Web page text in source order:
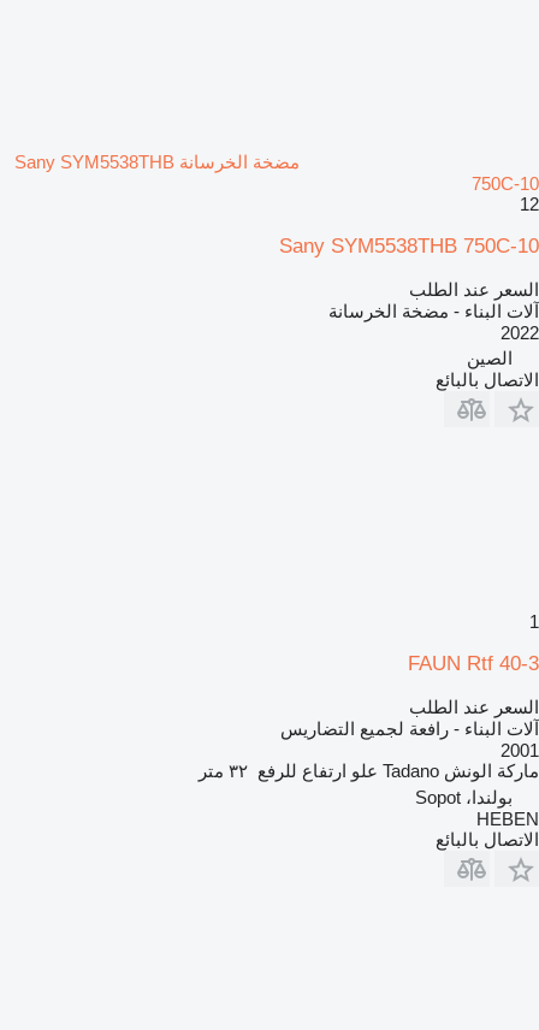
مضخة الخرسانة Sany SYM5538THB
750C-10
12
Sany SYM5538THB 750C-10
السعر عند الطلب
آلات البناء - مضخة الخرسانة
2022
الصين
الاتصال بالبائع
1
FAUN Rtf 40-3
السعر عند الطلب
آلات البناء - رافعة لجميع التضاريس
2001
ماركة الونش Tadano علو ارتفاع للرفع ٣٢ متر
بولندا، Sopot
HEBEN
الاتصال بالبائع